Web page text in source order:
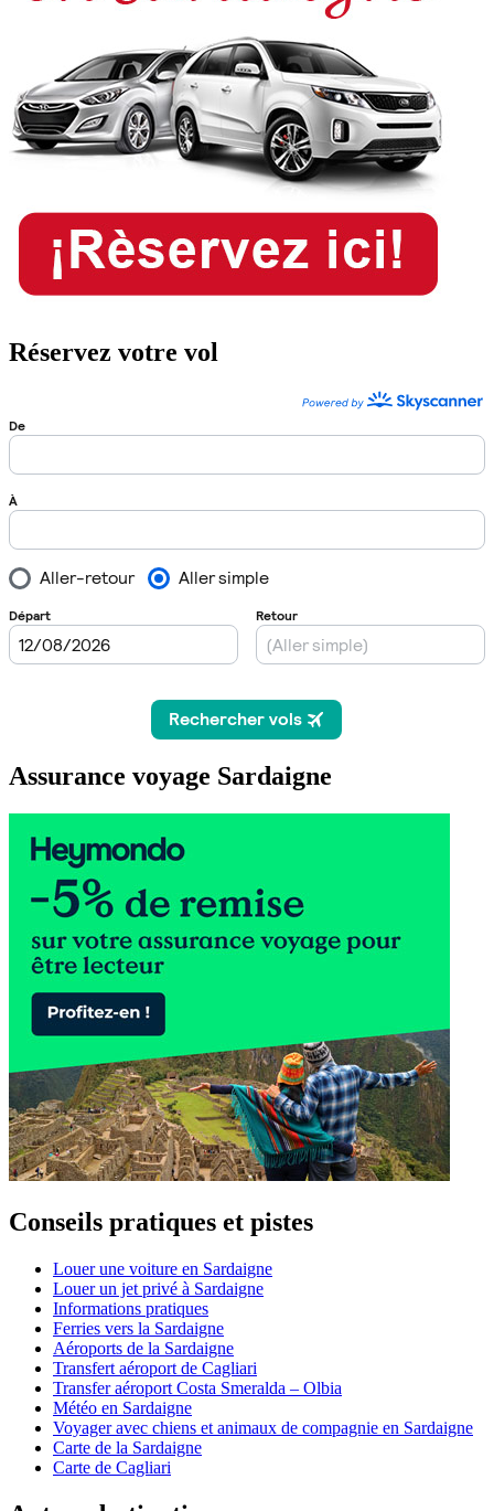
Réservez votre vol
Assurance voyage Sardaigne
Conseils pratiques et pistes
Louer une voiture en Sardaigne
Louer un jet privé à Sardaigne
Informations pratiques
Ferries vers la Sardaigne
Aéroports de la Sardaigne
Transfert aéroport de Cagliari
Transfer aéroport Costa Smeralda – Olbia
Météo en Sardaigne
Voyager avec chiens et animaux de compagnie en Sardaigne
Carte de la Sardaigne
Carte de Cagliari